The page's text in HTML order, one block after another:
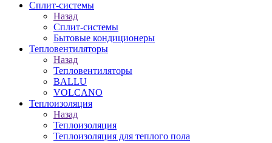
Сплит-системы
Назад
Сплит-системы
Бытовые кондиционеры
Тепловентиляторы
Назад
Тепловентиляторы
BALLU
VOLCANO
Теплоизоляция
Назад
Теплоизоляция
Теплоизоляция для теплого пола